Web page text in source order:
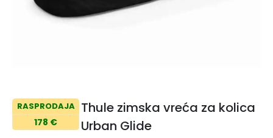
RASPRODAJA
178 €
Thule zimska vreća za kolica
Urban Glide